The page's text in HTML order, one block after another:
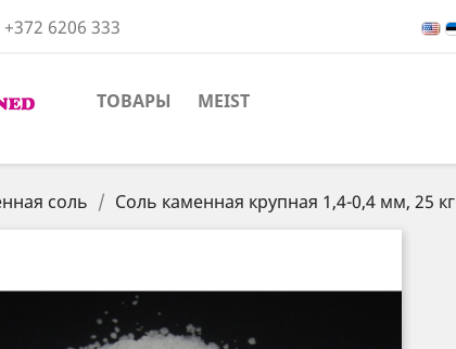
+372 6206 333
ТОВАРЫ MEIST
соль Соль каменная крупная 1,4-0,4 мм, 25 кг